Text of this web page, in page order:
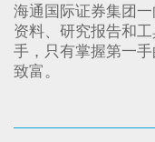
海通国际证券集团
资料、研究报告和
手，只有掌握第一
致富。